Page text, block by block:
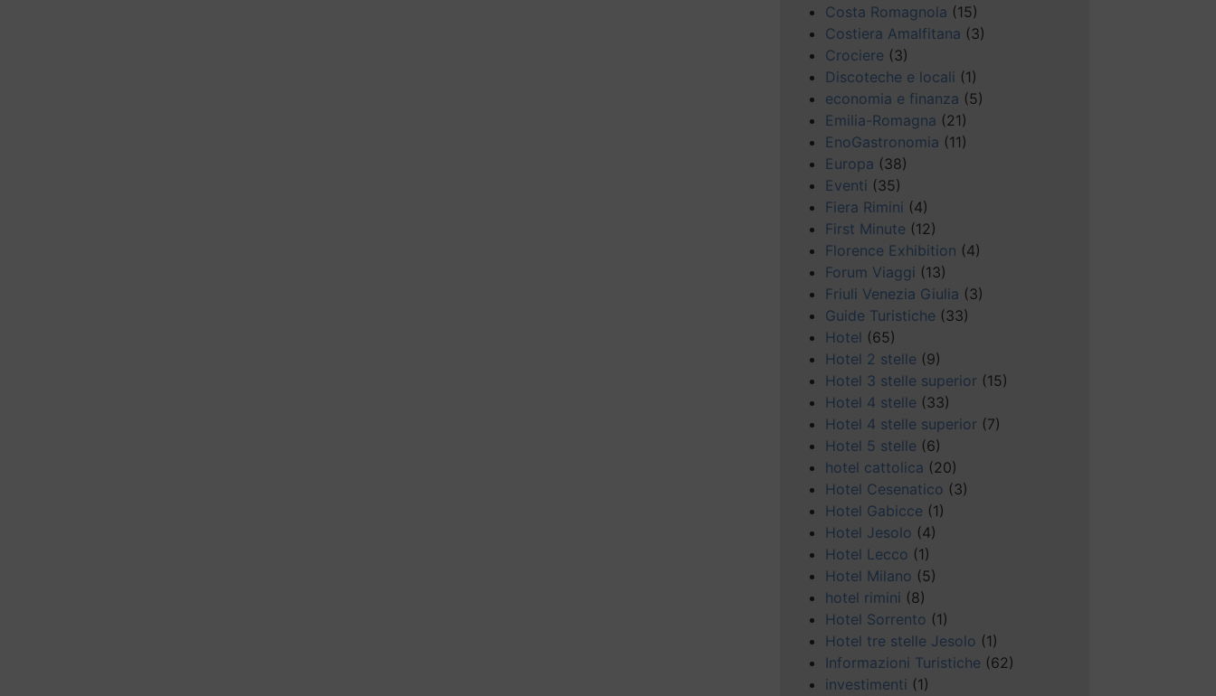
Costa Romagnola (15)
Costiera Amalfitana (3)
Crociere (3)
Discoteche e locali (1)
economia e finanza (5)
Emilia-Romagna (21)
EnoGastronomia (11)
Europa (38)
Eventi (35)
Fiera Rimini (4)
First Minute (12)
Florence Exhibition (4)
Forum Viaggi (13)
Friuli Venezia Giulia (3)
Guide Turistiche (33)
Hotel (65)
Hotel 2 stelle (9)
Hotel 3 stelle superior (15)
Hotel 4 stelle (33)
Hotel 4 stelle superior (7)
Hotel 5 stelle (6)
hotel cattolica (20)
Hotel Cesenatico (3)
Hotel Gabicce (1)
Hotel Jesolo (4)
Hotel Lecco (1)
Hotel Milano (5)
hotel rimini (8)
Hotel Sorrento (1)
Hotel tre stelle Jesolo (1)
Informazioni Turistiche (62)
investimenti (1)